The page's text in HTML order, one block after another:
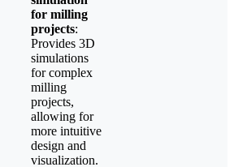
for milling
projects:
Provides 3D
simulations
for complex
milling
projects,
allowing for
more intuitive
design and
visualization.